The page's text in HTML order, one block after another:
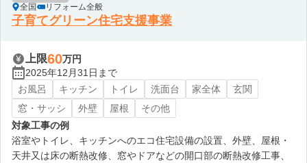
全国 リフォーム全般
子育てグリーン住宅支援事業
上限60万円
2025年12月31日まで
お風呂
キッチン トイレ 洗面台 家全体
玄関
窓・サッシ
外壁 屋根
その他
対象工事の例
浴室やトイレ、キッチンへのエコ住宅設備の設置、外壁、屋根・
天井又は床の断熱改修、窓やドアなどの開口部の断熱改修工事、